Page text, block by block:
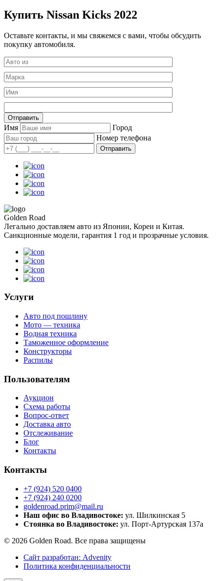
Купить Nissan Kicks 2022
Оставьте контакты, и мы свяжемся с вами, чтобы обсудить
покупку автомобиля.
Имя
Город
Номер телефона
Отправить
Golden Road
Легально доставляем авто из Японии, Кореи и Китая.
Санкционные модели, гарантия 1 год и прозрачные условия.
Услуги
Авто под пошлину
Мото — техника
Водная техника
Таможенное оформление
Конструкторы
Распилы
Пользователям
Аукцион
Схема работы
Вопрос-ответ
Доставка авто
Отслеживание
Блог
Контакты
Контакты
+7 (924) 520 0400
+7 (924) 240 0200
goldenroad.prim@mail.ru
Наш офис во Владивостоке: ул. Шилкинская 5
Стоянка во Владивостоке: ул. Порт-Артурская 137а
© 2026 Golden Road. Все права защищены
Сайт разработан: Advenity
Политика конфиденциальности